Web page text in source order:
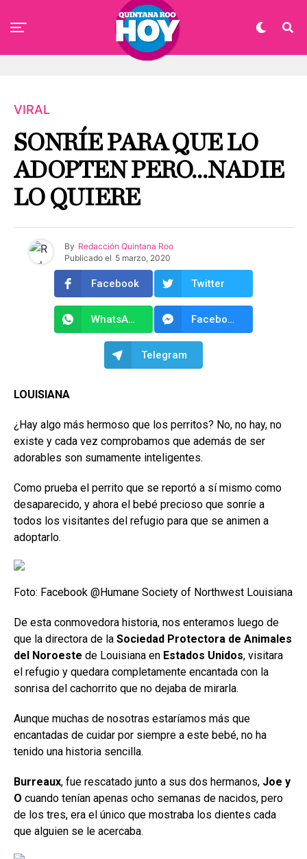
VIRAL
SONRÍE PARA QUE LO
ADOPTEN PERO…NADIE
LO QUIERE
By Redacción Quintana Roo
Publicado el 5 marzo, 2020
Facebook Twitter
WhatsApp Facebook Messenger
Telegram
LOUISIANA
¿Hay algo más hermoso que los perritos? No, no hay, no
existe y cada vez comprobamos que además de ser
adorables son sumamente inteligentes.
Como prueba el perrito que se reportó a sí mismo como
desaparecido, y ahora el bebé precioso que sonríe a
todos los visitantes del refugio para que se animen a
adoptarlo.
Foto: Facebook @Humane Society of Northwest Louisiana
De esta conmovedora historia, nos enteramos luego de
que la directora de la Sociedad Protectora de Animales
del Noroeste de Louisiana en Estados Unidos, visitara
el refugio y quedara completamente encantada con la
sonrisa del cachorrito que no dejaba de mirarla.
Aunque muchas de nosotras estaríamos más que
encantadas de cuidar por siempre a este bebé, no ha
tenido una historia sencilla.
Burreaux, fue rescatado junto a sus dos hermanos, Joe y
O cuando tenían apenas ocho semanas de nacidos, pero
de los tres, era el único que mostraba los dientes cada
que alguien se le acercaba.